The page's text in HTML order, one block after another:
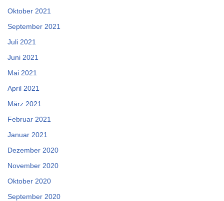
Oktober 2021
September 2021
Juli 2021
Juni 2021
Mai 2021
April 2021
März 2021
Februar 2021
Januar 2021
Dezember 2020
November 2020
Oktober 2020
September 2020